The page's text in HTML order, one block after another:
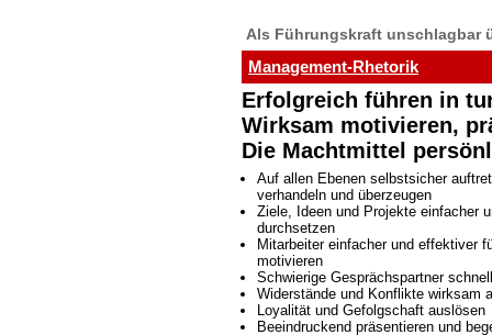
Als Führungskraft unschlagbar
Management-Rhetorik
Erfolgreich führen in
Wirksam motivieren,
Die Machtmittel
Auf allen Ebenen selbstsicher
verhandeln und überzeugen
Ziele, Ideen und Projekte einfacher
durchsetzen
Mitarbeiter einfacher und effektiver
motivieren
Schwierige Gesprächspartner
Widerstände und Konflikte wirksam
Loyalität und Gefolgschaft auslösen
Beeindruckend präsentieren und